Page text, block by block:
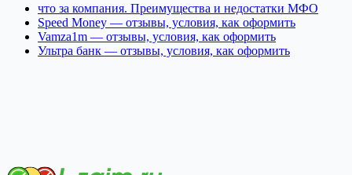
что за компания. Преимущества и недостатки МФО
Speed Money — отзывы, условия, как оформить
Vamza1m — отзывы, условия, как оформить
Ультра банк — отзывы, условия, как оформить